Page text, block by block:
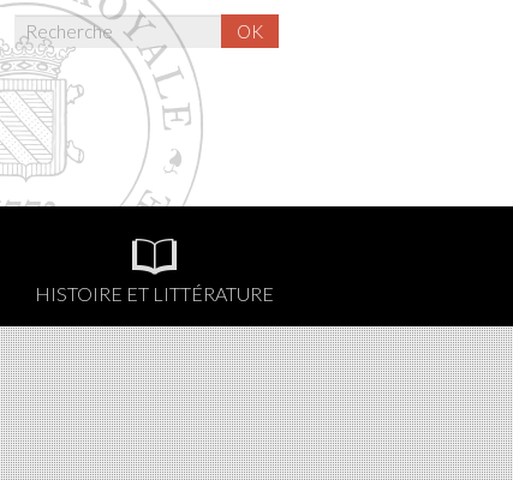
OK
HISTOIRE ET LITTÉRATURE